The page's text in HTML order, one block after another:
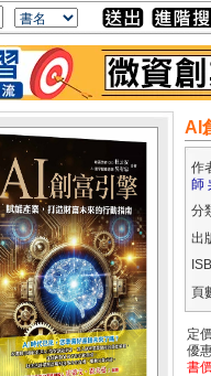
AI
作
師
分
出
頁
定
優
書